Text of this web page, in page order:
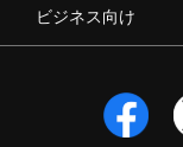
ビジネス向け